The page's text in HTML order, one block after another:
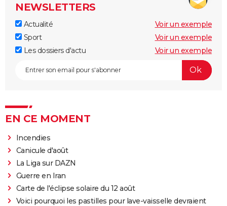
NEWSLETTERS
Actualité
Voir un exemple
Sport
Voir un exemple
Les dossiers d'actu
Voir un exemple
EN CE MOMENT
Incendies
Canicule d'août
La Liga sur DAZN
Guerre en Iran
Carte de l'éclipse solaire du 12 août
Voici pourquoi les pastilles pour lave-vaisselle devraient